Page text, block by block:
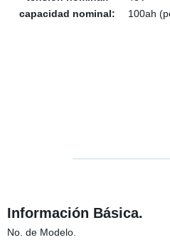
capacidad nominal:
100ah
Información Básica.
No. de Modelo.